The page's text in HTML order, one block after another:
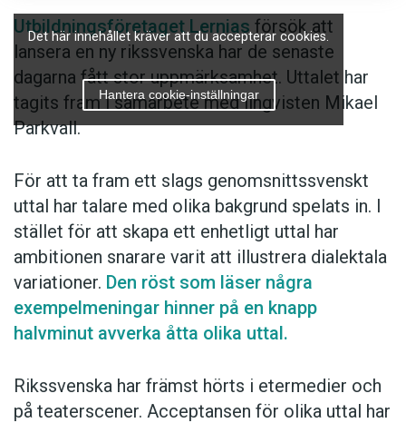
Det här innehållet kräver att du accepterar cookies.
Hantera cookie-inställningar
Utbildningsföretaget Lernias försök att
lansera en ny rikssvenska har de senaste
dagarna fått stor uppmärksamhet. Uttalet har
tagits fram i samarbete med lingvisten Mikael
Parkvall.
För att ta fram ett slags genomsnittssvenskt
uttal har talare med olika bakgrund spelats in. I
stället för att skapa ett enhetligt uttal har
ambitionen snarare varit att illustrera dialektala
variationer. Den röst som läser några
exempelmeningar hinner på en knapp
halvminut avverka åtta olika uttal.
Rikssvenska har främst hörts i etermedier och
på teaterscener. Acceptansen för olika uttal har